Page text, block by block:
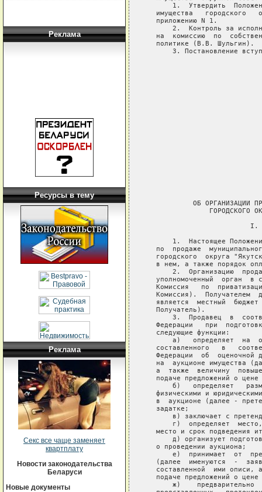
Реклама
Ресурсы в тему
Реклама
Секс все чаще заменяет
квартплату
Новости законодательства
Беларуси
Новые документы